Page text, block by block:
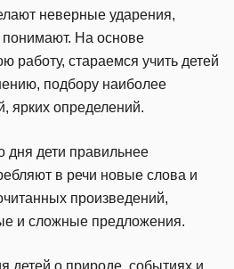
неверные ударения,
понимают. На основе
работу, стараемся учить детей
подбору наиболее
ярких определений.
дня дети правильнее
в речи новые слова и
произведений,
и сложные предложения.
детей о природе, событиях и